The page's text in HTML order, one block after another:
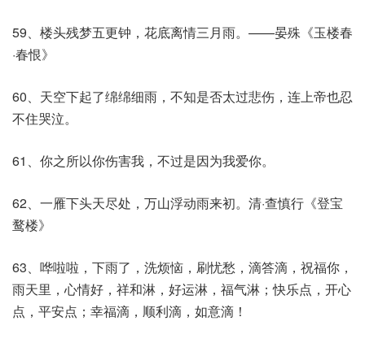
59、楼头残梦五更钟，花底离情三月雨。——晏殊《玉楼春
·春恨》
60、天空下起了绵绵细雨，不知是否太过悲伤，连上帝也忍
不住哭泣。
61、你之所以你伤害我，不过是因为我爱你。
62、一雁下头天尽处，万山浮动雨来初。清·查慎行《登宝
鹜楼》
63、哗啦啦，下雨了，洗烦恼，刷忧愁，滴答滴，祝福你，
雨天里，心情好，祥和淋，好运淋，福气淋；快乐点，开心
点，平安点；幸福滴，顺利滴，如意滴！